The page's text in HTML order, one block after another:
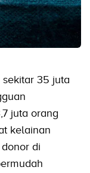
35 juta
juta orang
kelainan
di